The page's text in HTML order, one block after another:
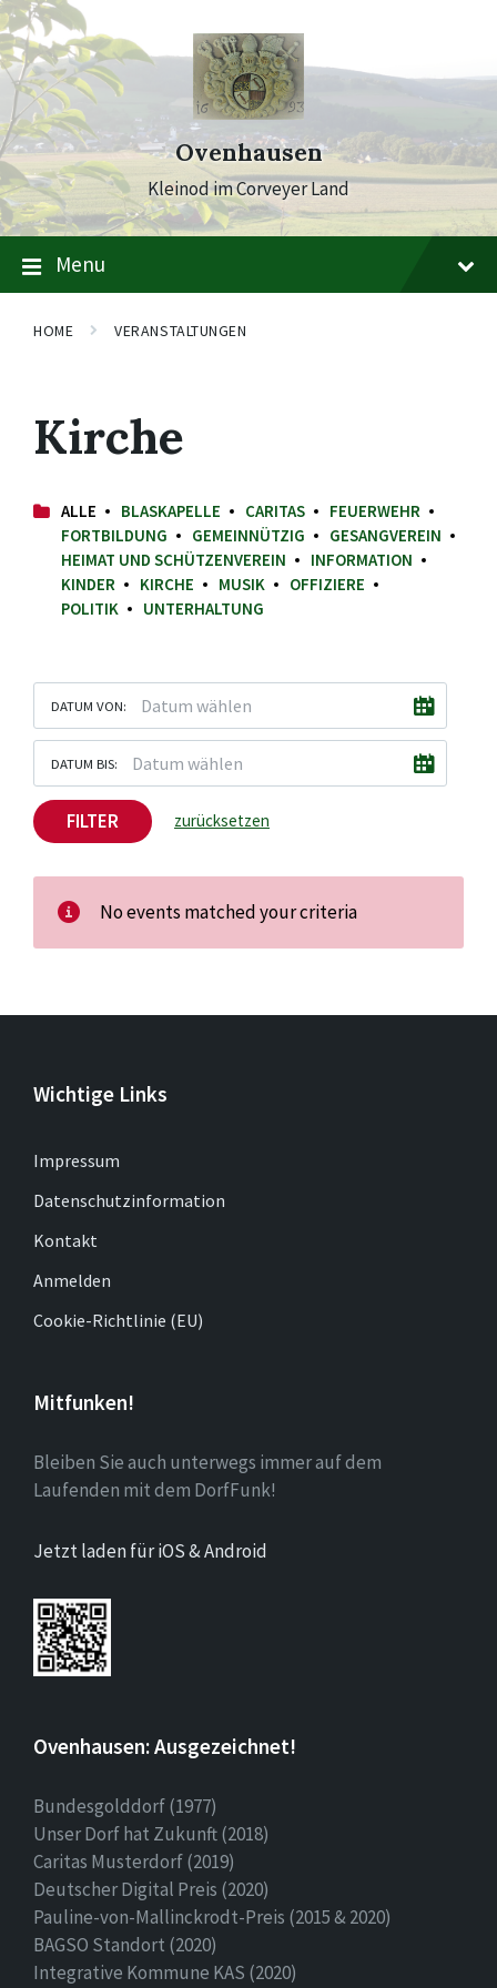
Skip
to
content
Skip
to
main
navigation
Skip
to
footer
Ovenhausen
Kleinod im Corveyer Land
Menu
HOME VERANSTALTUNGEN
Kirche
ALLE BLASKAPELLE CARITAS
FEUERWEHR
FORTBILDUNG
GEMEINNÜTZIG
GESANGVEREIN
HEIMAT UND SCHÜTZENVEREIN
INFORMATION
KINDER
KIRCHE MUSIK
OFFIZIERE
POLITIK
UNTERHALTUNG
DATUM VON:
DATUM BIS:
FILTER zurücksetzen
No events matched your criteria
Wichtige Links
Impressum
Datenschutzinformation
Kontakt
Anmelden
Cookie-Richtlinie (EU)
Mitfunken!
Bleiben Sie auch unterwegs immer auf dem
Laufenden mit dem DorfFunk!
Jetzt laden für iOS & Android
Ovenhausen: Ausgezeichnet!
Bundesgolddorf (1977)
Unser Dorf hat Zukunft (2018)
Caritas Musterdorf (2019)
Deutscher Digital Preis (2020)
Pauline-von-Mallinckrodt-Preis (2015 & 2020)
BAGSO Standort (2020)
Integrative Kommune KAS (2020)